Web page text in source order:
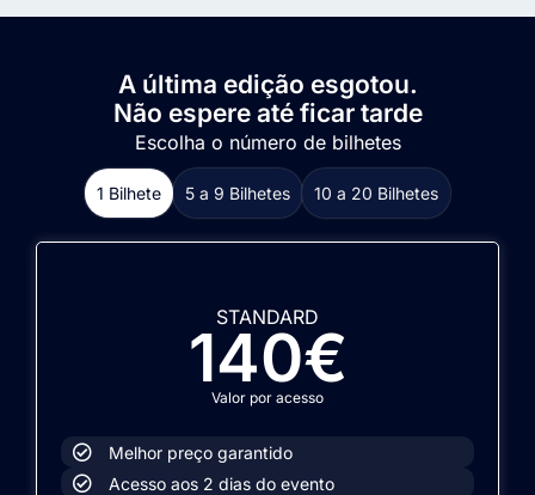
A última edição esgotou.
Não espere até ficar tarde
Escolha o número de bilhetes
1 Bilhete 5 a 9 Bilhetes 10 a 20 Bilhetes
STANDARD
140€
Valor por acesso
Melhor preço garantido
Acesso aos 2 dias do evento